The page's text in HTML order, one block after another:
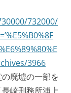
732000/
3966
廃墟の一部を
崎刑務所浦上